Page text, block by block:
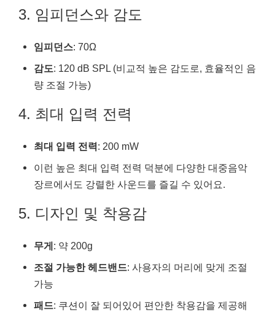
3. 임피던스와 감도
임피던스: 70Ω
감도: 120 dB SPL (비교적 높은 감도로, 효율적인 음
량 조절 가능)
4. 최대 입력 전력
최대 입력 전력: 200 mW
이런 높은 최대 입력 전력 덕분에 다양한 대중음악
장르에서도 강렬한 사운드를 즐길 수 있어요.
5. 디자인 및 착용감
무게: 약 200g
조절 가능한 헤드밴드: 사용자의 머리에 맞게 조절
가능
패드: 쿠션이 잘 되어있어 편안한 착용감을 제공해